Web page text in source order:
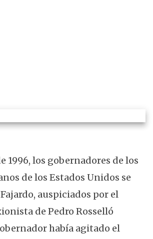
1996, los gobernadores de los
de los Estados Unidos se
auspiciados por el
de Pedro Rosselló
había agitado el